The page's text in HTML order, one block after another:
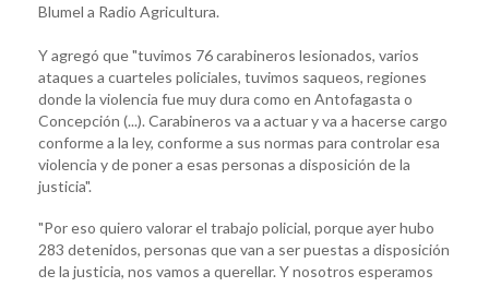
Blumel a Radio Agricultura.
Y agregó que "tuvimos 76 carabineros lesionados, varios
ataques a cuarteles policiales, tuvimos saqueos, regiones
donde la violencia fue muy dura como en Antofagasta o
Concepción (...). Carabineros va a actuar y va a hacerse cargo
conforme a la ley, conforme a sus normas para controlar esa
violencia y de poner a esas personas a disposición de la
justicia".
"Por eso quiero valorar el trabajo policial, porque ayer hubo
283 detenidos, personas que van a ser puestas a disposición
de la justicia, nos vamos a querellar. Y nosotros esperamos